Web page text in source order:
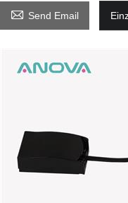
 Send Email